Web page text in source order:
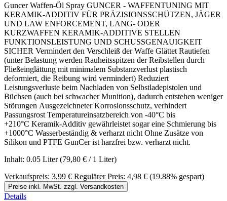
Guncer Waffen-Öl Spray GUNCER - WAFFENTUNING MIT
KERAMIK-ADDITIV FÜR PRÄZISIONSSCHÜTZEN, JÄGER
UND LAW ENFORCEMENT, LANG- ODER
KURZWAFFEN KERAMIK-ADDITIVE STELLEN
FUNKTIONSLEISTUNG UND SCHUSSGENAUIGKEIT
SICHER Vermindert den Verschleiß der Waffe Glättet Rautiefen
(unter Belastung werden Rauheitsspitzen der Reibstellen durch
Fließeinglättung mit minimalem Substanzverlust plastisch
deformiert, die Reibung wird vermindert) Reduziert
Leistungsverluste beim Nachladen von Selbstladepistolen und
Büchsen (auch bei schwacher Munition), dadurch entstehen weniger
Störungen Ausgezeichneter Korrosionsschutz, verhindert
Passungsrost Temperatureinsatzbereich von -40°C bis
+210°C Keramik-Additiv gewährleistet sogar eine Schmierung bis
+1000°C Wasserbeständig & verharzt nicht Ohne Zusätze von
Silikon und PTFE GunCer ist harzfrei bzw. verharzt nicht.
Inhalt: 0.05 Liter(79,80 € / 1 Liter)
Verkaufspreis: 3,99 € Regulärer Preis: 4,98 € (19.88% gespart)
Preise inkl. MwSt. zzgl. Versandkosten
Details